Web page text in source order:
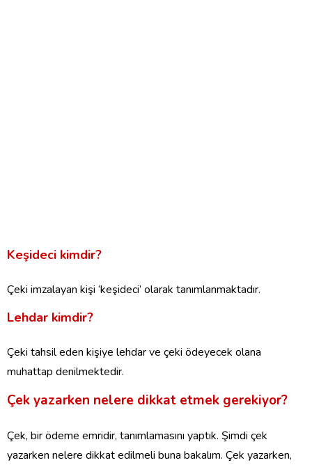
Keşideci kimdir?
Çeki imzalayan kişi ‘keşideci’ olarak tanımlanmaktadır.
Lehdar kimdir?
Çeki tahsil eden kişiye lehdar ve çeki ödeyecek olana
muhattap denilmektedir.
Çek yazarken nelere dikkat etmek gerekiyor?
Çek, bir ödeme emridir, tanımlamasını yaptık. Şimdi çek
yazarken nelere dikkat edilmeli buna bakalım. Çek yazarken,